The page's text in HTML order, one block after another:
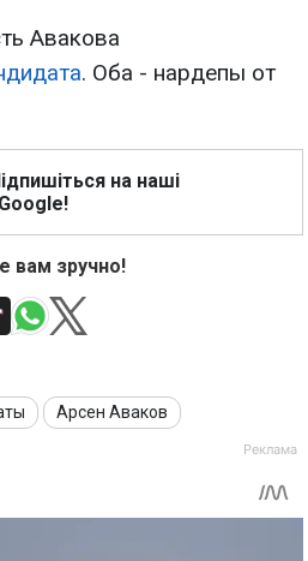
Авакова
. Оба - нардепы от
на наші
вам зручно!
Арсен Аваков